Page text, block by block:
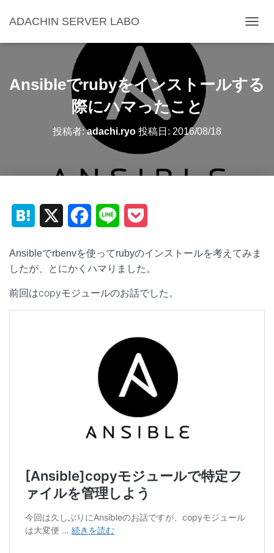
ADACHIN SERVER LABO
ビ
シ
ョ
Ansibleでrubyをインストールする
際にハマったこと
投稿者:adachi.ryo 投稿日: 2016/08/18
n
c
b e
Ansibleでrbenvを使ってrubyのインストールを考えてみま
したが、とにかくハマりました。
前回はcopyモジュールのお話でした。